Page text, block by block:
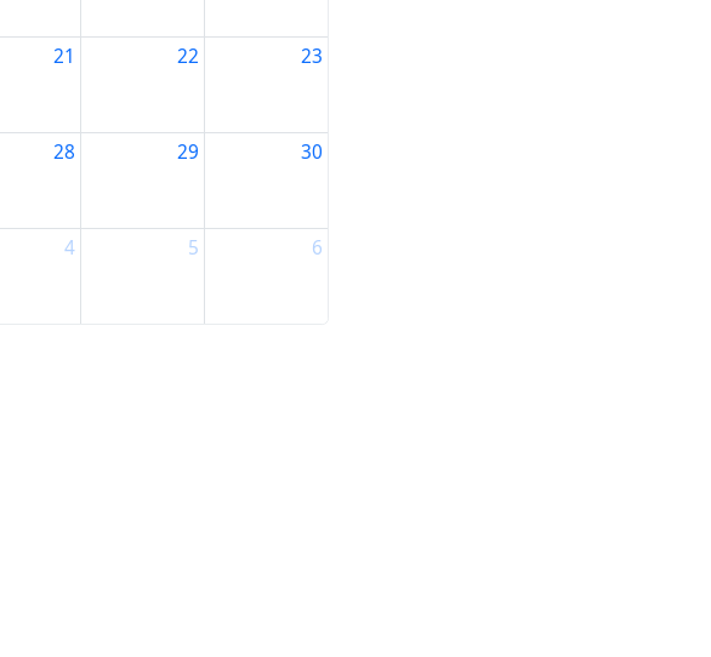
21 22 23
28 29 30
4 5 6